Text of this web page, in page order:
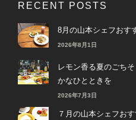
RECENT POSTS
8月の山本シェフおす
2026年8月1日
レモン香る夏のごち
かなひとときを
2026年7月3日
７月の山本シェフお